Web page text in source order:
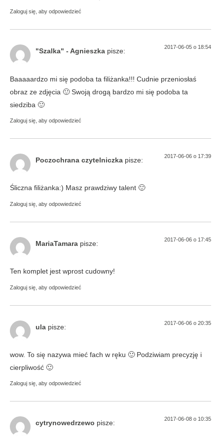
Zaloguj się, aby odpowiedzieć
"Szalka" - Agnieszka pisze: 2017-06-05 o 18:54
Baaaaardzo mi się podoba ta filiżanka!!! Cudnie przeniosłaś
obraz ze zdjęcia 🙂 Swoją drogą bardzo mi się podoba ta
siedziba 🙂
Zaloguj się, aby odpowiedzieć
Poczochrana czytelniczka pisze: 2017-06-06 o 17:39
Śliczna filiżanka:) Masz prawdziwy talent 🙂
Zaloguj się, aby odpowiedzieć
MariaTamara pisze: 2017-06-06 o 17:45
Ten komplet jest wprost cudowny!
Zaloguj się, aby odpowiedzieć
ula pisze: 2017-06-06 o 20:35
wow. To się nazywa mieć fach w ręku 🙂 Podziwiam precyzję i
cierpliwość 🙂
Zaloguj się, aby odpowiedzieć
cytrynowedrzewo pisze: 2017-06-08 o 10:35